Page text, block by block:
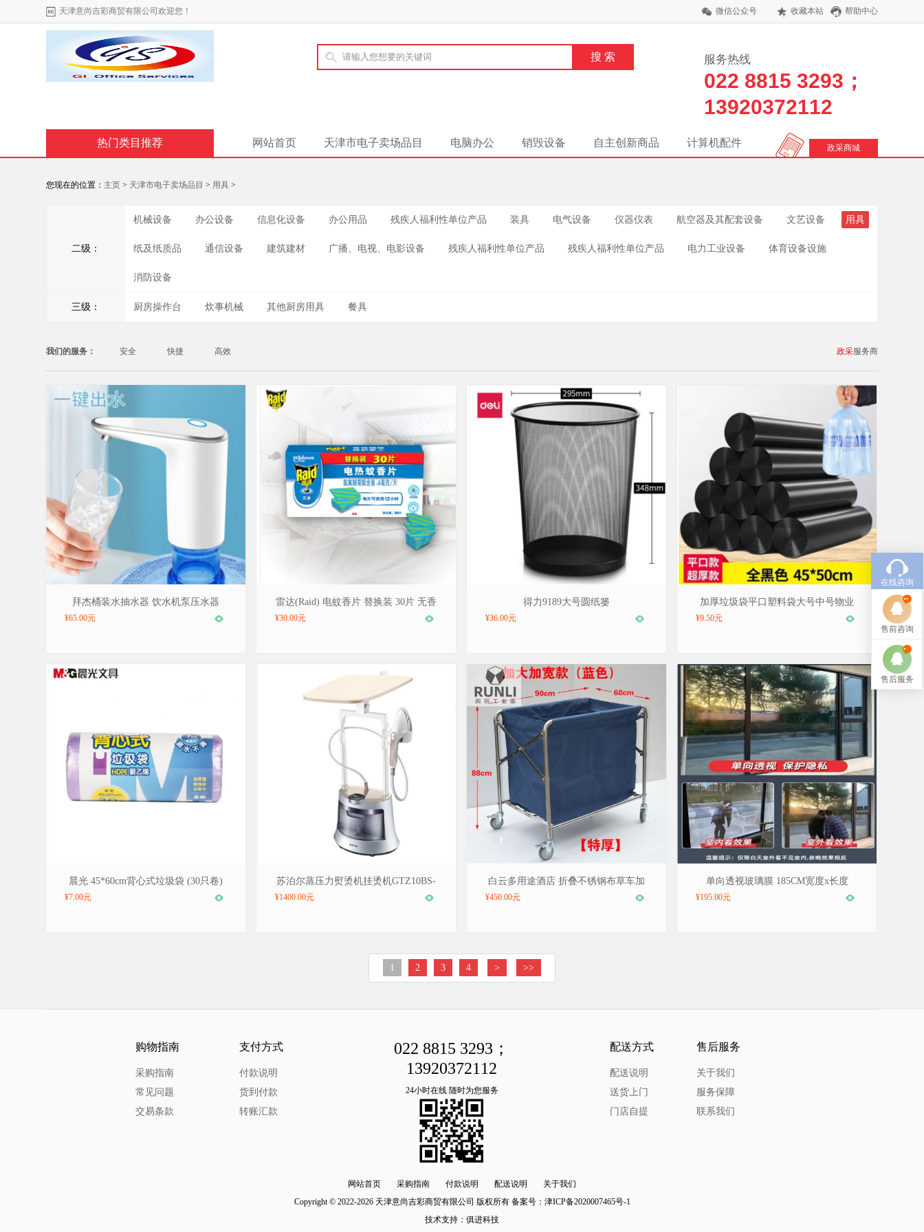
天津意尚吉彩商贸有限公司欢迎您！ 微信公众号 收藏本站 帮助中心
服务热线
022 8815 3293；
13920372112
网站首页 天津市电子卖场品目 电脑办公 销毁设备 自主创新商品 计算机配件 政采商城
热门类目推荐
您现在的位置： 主页 > 天津市电子卖场品目 > 用具 >
二级：
机械设备 办公设备 信息化设备 办公用品 残疾人福利性单位产品 装具 电气设备 仪器仪表 航空器及其配套设备 文艺设备 用具
纸及纸质品 通信设备 建筑建材 广播、电视、电影设备 残疾人福利性单位产品 残疾人福利性单位产品 电力工业设备 体育设备设施
消防设备
三级： 厨房操作台 炊事机械 其他厨房用具 餐具
我们的服务： 安全 快捷 高效 政采服务商
品牌：拜杰/BAIJIE，型号：双泵双动力
拜杰桶装水抽水器 饮水机泵压水器
¥65.00元
品牌：雷达/RADO，型号：224075
雷达(Raid) 电蚊香片 替换装 30片 无香
¥30.00元
品牌：得力/deli，型号：9189
得力9189大号圆纸篓
(黑)295x240x343mm金属丝网喷塑工艺
¥36.00元
品牌：巨联/JULIAN，型号：45*50cm
加厚垃圾袋平口塑料袋大号中号物业
¥9.50元
品牌：晨光/M&G，型号：ALJ99425
晨光 45*60cm背心式垃圾袋 (30只卷)
¥7.00元
品牌：苏泊尔/SUPOR，型号：GTZ10BS-21
苏泊尔蒸压力熨烫机挂烫机GTZ10BS-
¥1400.00元
品牌：白云/BAIYUN，型号：折叠不锈钢布
白云多用途酒店 折叠不锈钢布草车加
¥450.00元
品牌：巨联/JULIAN，型号：185*100CM
单向透视玻璃膜 185CM宽度x长度
¥195.00元
1 2 3 4 > >>
购物指南
采购指南
常见问题
交易条款
支付方式
付款说明
货到付款
转账汇款
022 8815 3293；
13920372112
24小时在线 随时为您服务
配送方式
配送说明
送货上门
门店自提
售后服务
关于我们
服务保障
联系我们
网站首页 采购指南 付款说明 配送说明
关于我们
Copyright © 2022-2026 天津意尚吉彩商贸有限公司 版权所有 备案号： 津ICP备2020007465号-1
技术支持： 俱进科技
在线咨询
售前咨询
售后服务